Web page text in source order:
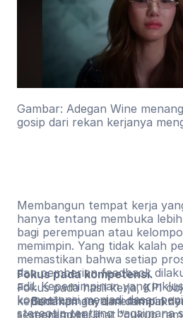
Gambar: Adegan Wine
gosip dari rekan kerjanya
Membangun tempat kerja
hanya tentang membuka
bagi perempuan atau
memimpin. Yang tidak kalah
memastikan bahwa setiap
dan pemberian feedback
adil. Kepemimpinan yang
kompetensi menjadi dasar
stereotip tentang bagaimana
Fokus pada kompetensi.
Fokus pada hasil kerja, KPI
kepemimpinan, dan
seseorang terlihat “cukup
Bedakan gaya memimpin
memimpin.